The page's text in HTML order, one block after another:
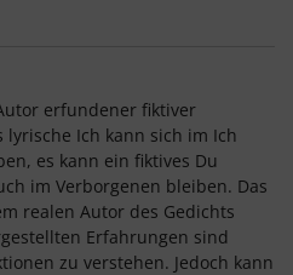
erfundener fiktiver
lyrische Ich kann sich im Ich
es kann ein fiktives Du
im Verborgenen bleiben. Das
realen Autor des Gedichts
Erfahrungen sind
zu verstehen. Jedoch kann